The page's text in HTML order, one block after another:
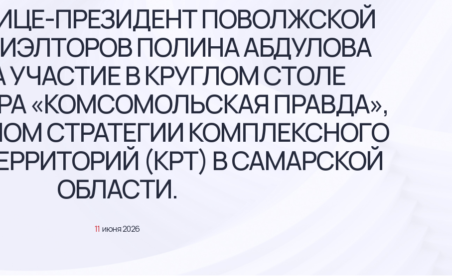
ПРЕЗИДЕНТ ПОВОЛЖСКОЙ
ПОЛИНА АБДУЛОВА
В КРУГЛОМ СТОЛЕ
«КОМСОМОЛЬСКАЯ ПРАВДА»,
СТРАТЕГИИ КОМПЛЕКСНОГО
(КРТ) В САМАРСКОЙ
ОБЛАСТИ.
11 июня 2026